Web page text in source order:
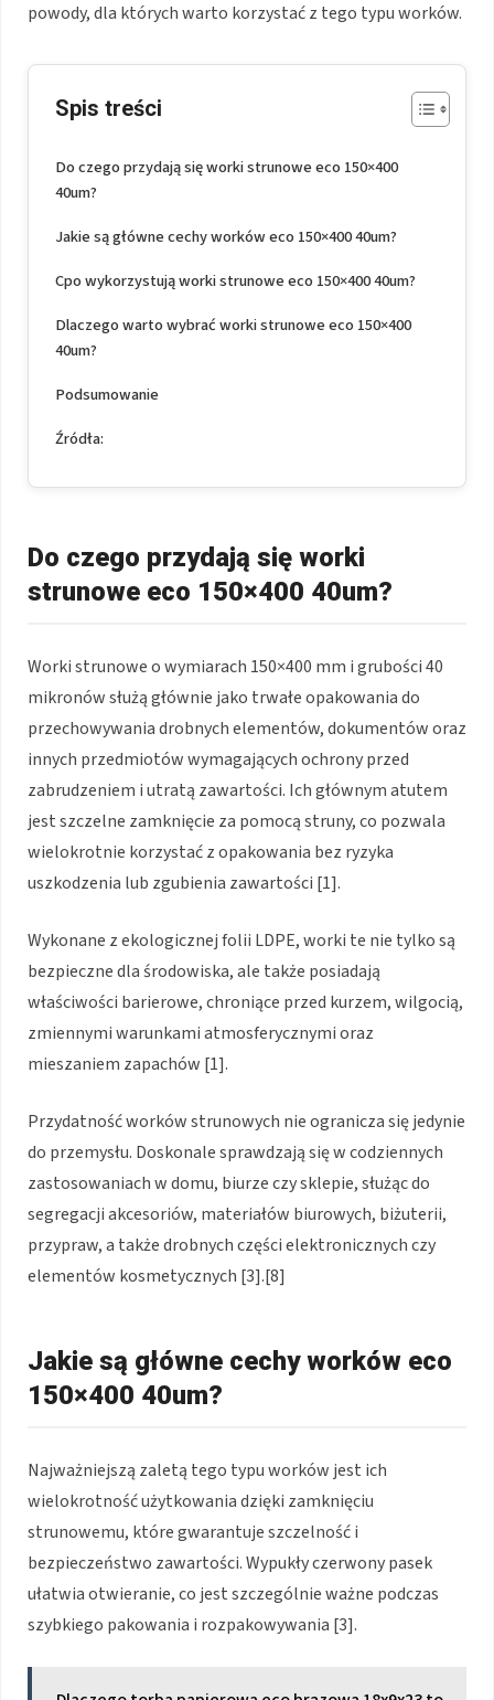
powody, dla których warto korzystać z tego typu worków.
Spis treści
Do czego przydają się worki strunowe eco 150×400
40um?
Jakie są główne cechy worków eco 150×400 40um?
Cpo wykorzystują worki strunowe eco 150×400 40um?
Dlaczego warto wybrać worki strunowe eco 150×400
40um?
Podsumowanie
Źródła:
Do czego przydają się worki
strunowe eco 150×400 40um?
Worki strunowe o wymiarach 150×400 mm i grubości 40
mikronów służą głównie jako trwałe opakowania do
przechowywania drobnych elementów, dokumentów oraz
innych przedmiotów wymagających ochrony przed
zabrudzeniem i utratą zawartości. Ich głównym atutem
jest szczelne zamknięcie za pomocą struny, co pozwala
wielokrotnie korzystać z opakowania bez ryzyka
uszkodzenia lub zgubienia zawartości [1].
Wykonane z ekologicznej folii LDPE, worki te nie tylko są
bezpieczne dla środowiska, ale także posiadają
właściwości barierowe, chroniące przed kurzem, wilgocią,
zmiennymi warunkami atmosferycznymi oraz
mieszaniem zapachów [1].
Przydatność worków strunowych nie ogranicza się jedynie
do przemysłu. Doskonale sprawdzają się w codziennych
zastosowaniach w domu, biurze czy sklepie, służąc do
segregacji akcesoriów, materiałów biurowych, biżuterii,
przypraw, a także drobnych części elektronicznych czy
elementów kosmetycznych [3].[8]
Jakie są główne cechy worków eco
150×400 40um?
Najważniejszą zaletą tego typu worków jest ich
wielokrotność użytkowania dzięki zamknięciu
strunowemu, które gwarantuje szczelność i
bezpieczeństwo zawartości. Wypukły czerwony pasek
ułatwia otwieranie, co jest szczególnie ważne podczas
szybkiego pakowania i rozpakowywania [3].